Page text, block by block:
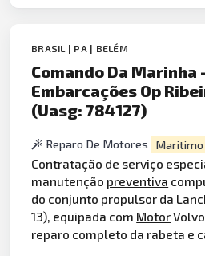
BRASIL | PA | BELÉM
Comando Da Marinha
Embarcações Op
(Uasg: 784127)
Reparo De Motores Maritimo
Contratação de serviço
manutenção preventiva
do conjunto propulsor da
13), equipada com Motor
reparo completo da rabeta e